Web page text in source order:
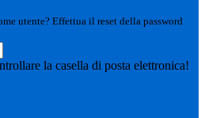
utente? Effettua il reset della password
la casella di posta elettronica!